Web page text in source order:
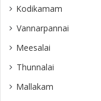
Kodikamam
Vannarpannai
Meesalai
Thunnalai
Mallakam